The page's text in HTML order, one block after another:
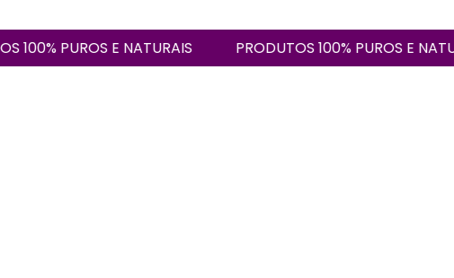
PUROS E NATURAIS PRODUTOS 100% PUROS E NATURAIS